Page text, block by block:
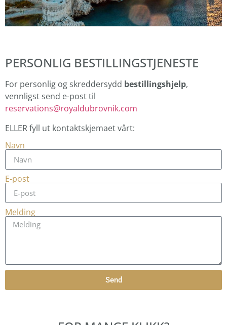
PERSONLIG BESTILLINGSTJENESTE
For personlig og skreddersydd bestillingshjelp,
vennligst send e-post til
reservations@royaldubrovnik.com
ELLER fyll ut kontaktskjemaet vårt:
Navn
E-post
Melding
Send